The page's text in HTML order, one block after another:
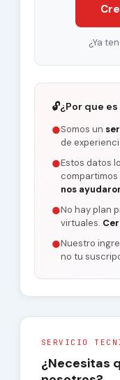
¿Ya
🔓¿Por que
●Somos un
de
●Estos datos
compartimos
nos
●No hay plan
virtuales.
●Nuestro
no tu
SERVICIO
¿Necesitas